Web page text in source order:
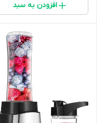
افزودن به سبد